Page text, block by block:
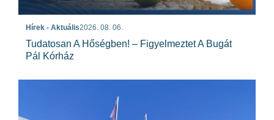
Hírek - Aktuális2026. 08. 06.
Tudatosan A Hőségben! – Figyelmeztet A Bugát
Pál Kórház